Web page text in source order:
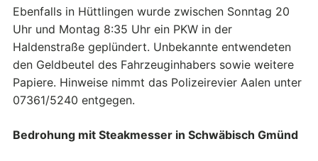
Ebenfalls in Hüttlingen wurde zwischen Sonntag 20
Uhr und Montag 8:35 Uhr ein PKW in der
Haldenstraße geplündert. Unbekannte entwendeten
den Geldbeutel des Fahrzeuginhabers sowie weitere
Papiere. Hinweise nimmt das Polizeirevier Aalen unter
07361/5240 entgegen.
Bedrohung mit Steakmesser in Schwäbisch Gmünd